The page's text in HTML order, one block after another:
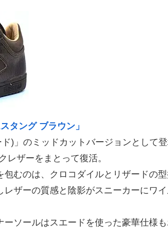
タング ブラウン」
)」のミッドカットバージョンとして
レザーをまとって復活。
むのは、クロコダイルとリザードの
レザーの質感と陰影がスニーカーにワ
ソールはスエードを使った豪華仕様も